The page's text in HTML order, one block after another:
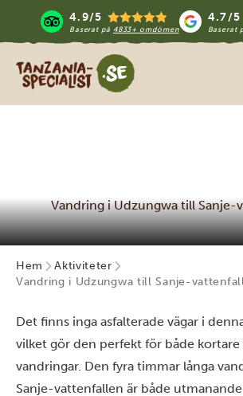
4.9/5
Baserat på 4833+ omdömen
4.7/5
Baserat
Tanzania Specialist
Vandring i Udzungwa till Sanje-
Hem
Aktiviteter
Vandring i Udzungwa till Sanje-
Det finns inga asfalterade vägar i
vilket gör den perfekt för både
vandringar. Den fyra timmar långa
Sanje-vattenfallen är både